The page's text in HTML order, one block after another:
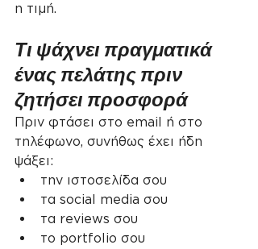
η τιμή.
Τι ψάχνει πραγματικά
ένας πελάτης πριν
ζητήσει προσφορά
Πριν φτάσει στο email ή στο
τηλέφωνο, συνήθως έχει ήδη
ψάξει:
την ιστοσελίδα σου
τα social media σου
τα reviews σου
το portfolio σου